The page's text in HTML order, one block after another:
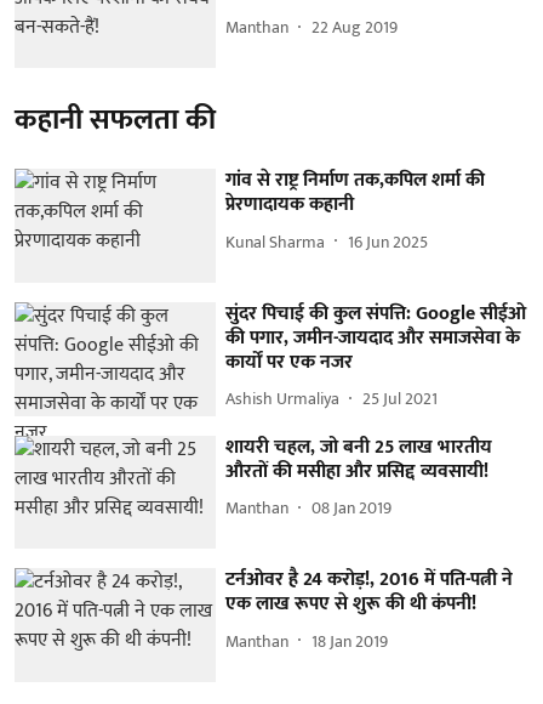
Manthan 22 Aug 2019
कहानी सफलता की
गांव से राष्ट्र निर्माण तक,कपिल शर्मा की
प्रेरणादायक कहानी
Kunal Sharma 16 Jun 2025
सुंदर पिचाई की कुल संपत्ति: Google सीईओ
की पगार, जमीन-जायदाद और समाजसेवा के
कार्यों पर एक नजर
Ashish Urmaliya 25 Jul 2021
शायरी चहल, जो बनी 25 लाख भारतीय
औरतों की मसीहा और प्रसिद्द व्यवसायी!
Manthan 08 Jan 2019
टर्नओवर है 24 करोड़!, 2016 में पति-पत्नी ने
एक लाख रूपए से शुरू की थी कंपनी!
Manthan 18 Jan 2019